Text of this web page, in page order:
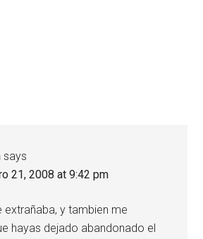
says
21, 2008 at 9:42 pm
extrañaba, y tambien me
hayas dejado abandonado el